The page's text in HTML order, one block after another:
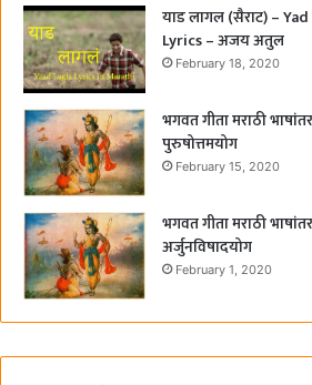
याड लागल (सैराट) –
Lyrics – अजय अतुल
February 18, 2020
भगवत गीता मराठी
पुरुषोत्तमयोग
February 15, 2020
भगवत गीता मराठी
अर्जुनविषादयोग
February 1, 2020